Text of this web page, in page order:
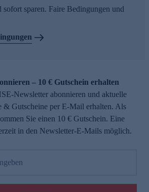
sofort sparen. Faire Bedingungen und
– 10 € Gutschein erhalten
Newsletter abonnieren und aktuelle
& Gutscheine per E-Mail erhalten. Als
Sie einen 10 € Gutschein. Eine
in den Newsletter-E-Mails möglich.